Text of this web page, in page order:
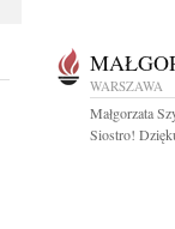
WARSZAWA
Małgorzata
Siostro!